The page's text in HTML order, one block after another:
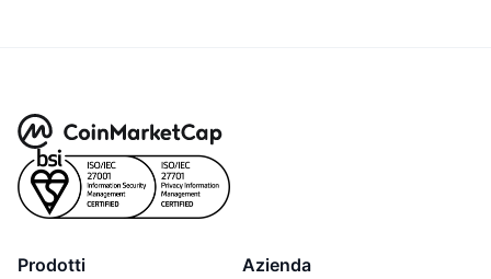
Prodotti Azienda